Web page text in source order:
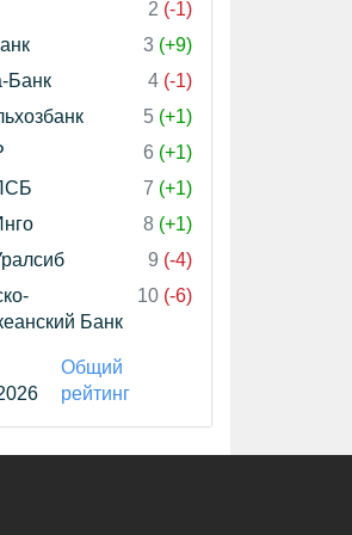
2 (-1)
3 (+9)
Банк
4 (-1)
5 (+1)
6 (+1)
7 (+1)
8 (+1)
9 (-4)
Банк
10 (-6)
Общий
рейтинг